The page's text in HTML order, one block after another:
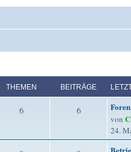
THEMEN BEITRÄGE
6T
6B
L
e
t
z
t
von
24.
L